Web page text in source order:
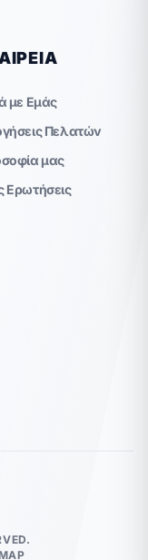
με Εμάς
Πελατών
μας
Ερωτήσεις